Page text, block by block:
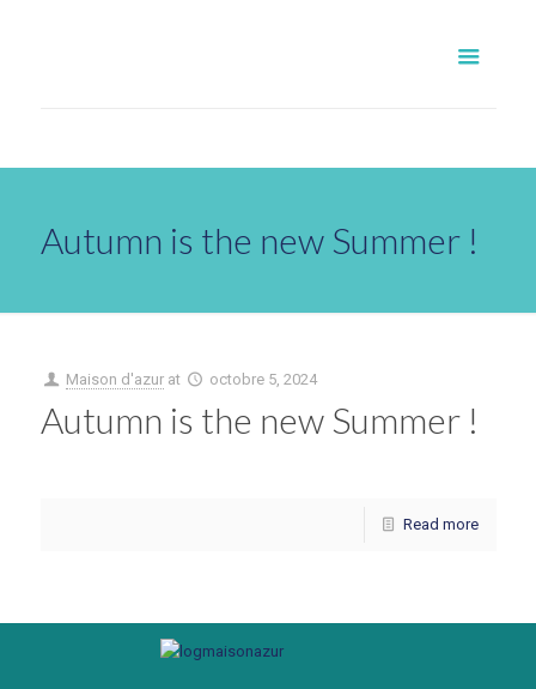
Autumn is the new Summer !
Maison d'azur at octobre 5, 2024
Autumn is the new Summer !
Read more